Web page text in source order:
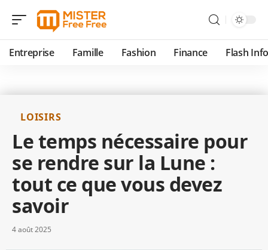
Entreprise Famille Fashion Finance Flash Info
LOISIRS
Le temps nécessaire pour
se rendre sur la Lune :
tout ce que vous devez
savoir
4 août 2025